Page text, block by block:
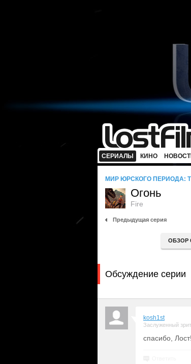
СЕРИАЛЫ КИНО
МИР ЮРСКОГО ПЕРИОДА:
Огонь
Fire
Предыдущая серия
ОБЗОР
Обсуждение серии
kosh1st
Заслуженный
спасибо, Лост!